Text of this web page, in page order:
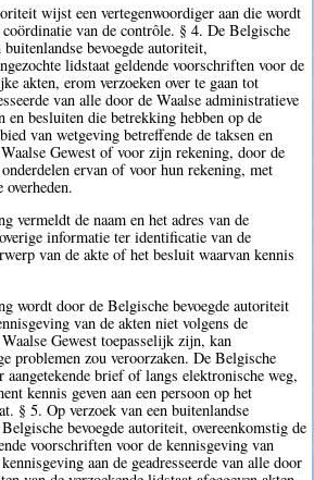
wijst een vertegenwoordiger aan die wordt
van de contrôle. § 4. De Belgische
bevoegde autoriteit,
lidstaat geldende voorschriften voor de
akten, erom verzoeken over te gaan tot
van alle door de Waalse administratieve
en besluiten die betrekking hebben op de
van wetgeving betreffende de taksen en
Gewest of voor zijn rekening, door de
ervan of voor hun rekening, met
vermeldt de naam en het adres van de
informatie ter identificatie van de
van de akte of het besluit waarvan kennis
wordt door de Belgische bevoegde autoriteit
van de akten niet volgens de
Gewest toepasselijk zijn, kan
problemen zou veroorzaken. De Belgische
aangetekende brief of langs elektronische weg,
kennis geven aan een persoon op het
§ 5. Op verzoek van een buitenlandse
bevoegde autoriteit, overeenkomstig de
voorschriften voor de kennisgeving van
aan de geadresseerde van alle door